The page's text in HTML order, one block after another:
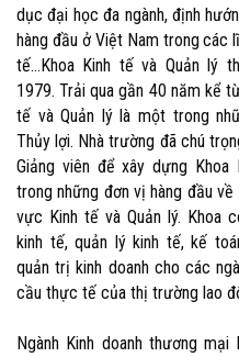
dục đại học đa ngành, định
hàng đầu ở Việt Nam trong các
tế…Khoa Kinh tế và Quản lý
1979. Trải qua gần 40 năm kể
tế và Quản lý là một trong
Thủy lợi. Nhà trường đã chú
Giảng viên để xây dựng
trong những đơn vị hàng đầu
vực Kinh tế và Quản lý. Khoa
kinh tế, quản lý kinh tế, kế
quản trị kinh doanh cho các
cầu thực tế của thị trường lao
Ngành Kinh doanh thương